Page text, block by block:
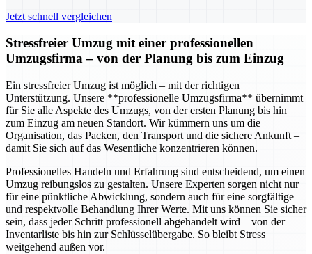
Jetzt schnell vergleichen
Stressfreier Umzug mit einer professionellen
Umzugsfirma – von der Planung bis zum Einzug
Ein stressfreier Umzug ist möglich – mit der richtigen
Unterstützung. Unsere **professionelle Umzugsfirma** übernimmt
für Sie alle Aspekte des Umzugs, von der ersten Planung bis hin
zum Einzug am neuen Standort. Wir kümmern uns um die
Organisation, das Packen, den Transport und die sichere Ankunft –
damit Sie sich auf das Wesentliche konzentrieren können.
Professionelles Handeln und Erfahrung sind entscheidend, um einen
Umzug reibungslos zu gestalten. Unsere Experten sorgen nicht nur
für eine pünktliche Abwicklung, sondern auch für eine sorgfältige
und respektvolle Behandlung Ihrer Werte. Mit uns können Sie sicher
sein, dass jeder Schritt professionell abgehandelt wird – von der
Inventarliste bis hin zur Schlüsselübergabe. So bleibt Stress
weitgehend außen vor.